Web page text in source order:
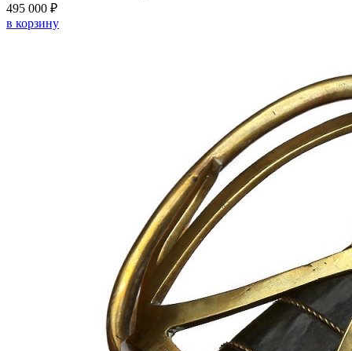
495 000 ₽
в корзину